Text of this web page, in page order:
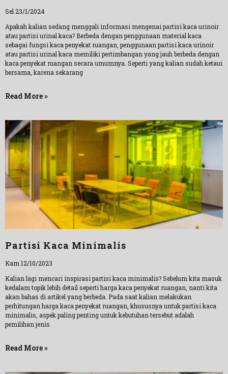
Sel 23/1/2024
Apakah kalian sedang menggali informasi mengenai partisi kaca urinoir
atau partisi urinal kaca? Berbeda dengan penggunaan material kaca
sebagai fungsi kaca penyekat ruangan, penggunaan partisi kaca urinoir
atau partisi urinal kaca memiliki pertimbangan yang jauh berbeda dengan
kaca penyekat ruangan secara umumnya. Seperti yang kalian sudah ketaui
bersama, karena sekarang
Read More »
Partisi Kaca Minimalis
Kam 12/10/2023
Kalian lagi mencari inspirasi partisi kaca minimalis? Sebelum kita masuk
kedalam topik lebih detail seperti harga kaca penyekat ruangan, nanti kita
akan bahas di artikel yang berbeda. Pada saat kalian melakukan
perhitungan harga kaca penyekat ruangan, khususnya untuk partisi kaca
minimalis, aspek paling penting untuk kebutuhan tersebut adalah
pemilihan jenis
Read More »